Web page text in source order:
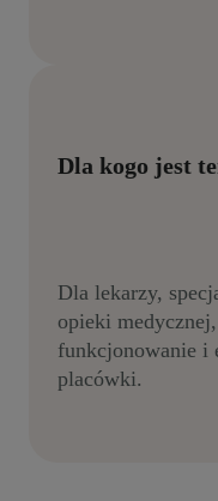
Dla kogo jest
Dla lekarzy,
opieki
funkcjonowanie i
placówki.